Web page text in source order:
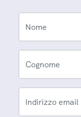
Nome
Cognome
Indirizzo email